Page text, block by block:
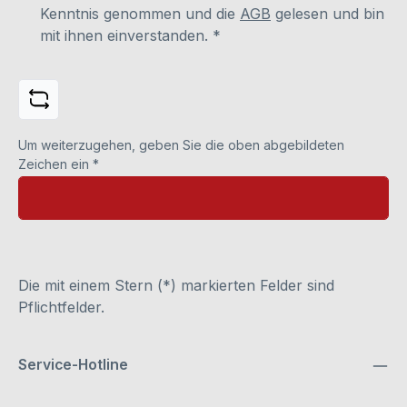
Kenntnis genommen und die AGB gelesen und bin
mit ihnen einverstanden. *
Um weiterzugehen, geben Sie die oben abgebildeten
Zeichen ein *
Die mit einem Stern (*) markierten Felder sind
Pflichtfelder.
Service-Hotline